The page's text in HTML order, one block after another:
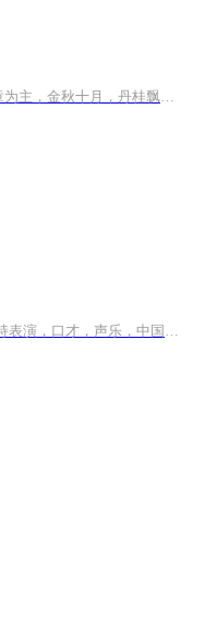
本辑以诗歌和歌颂祖国文章为主，金秋十月，丹桂飘香，在这个充满丰收喜悦的季节里，我们满怀激动和自豪，迎来了中华人民共和国76周年华诞。这不仅是一个庄重的纪念日，更是全体中华儿女共同欢庆的盛大的节日，承载着深厚的民族情感和历史意义.
【蔡蔡演艺】课程﹣-﹣主持表演，口才，声乐，中国舞，民族舞。独特的小舞台，专业的录音棚，每一位同学都能成为优秀的小明星。独特的教学模式，轻松上课，快乐学习！知名主持人，舞蹈家，高级教师任职授课！江南总校：河沟街42号三楼 18545856430江北分校...